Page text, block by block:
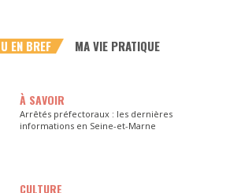
EN BREF MA VIE PRATIQUE
À SAVOIR
Arrêtés préfectoraux : les dernières
informations en Seine-et-Marne
CULTURE